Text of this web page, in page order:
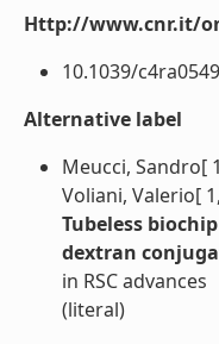
Http://www.cnr.it/
10.1039/
Alternative label
Meucci, Sandro[
Voliani, Valerio[
Tubeless
dextran
in RSC advances
(literal)